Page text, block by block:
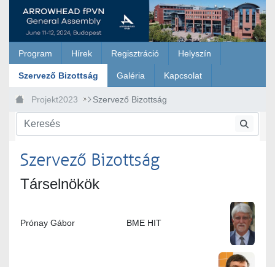
Ugrás a fő tartalomhoz
Program Hírek Regisztráció Helyszín
Szervező Bizottság Galéria Kapcsolat
Projekt2023 Szervező Bizottság
Szervező Bizottság
Társelnökök
Prónay Gábor BME HIT